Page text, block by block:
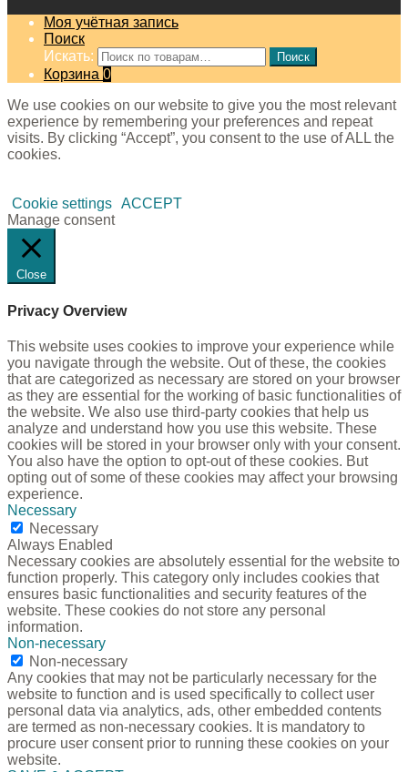
Моя учётная запись
Поиск
Искать:
Поиск
Корзина 0
We use cookies on our website to give you the most relevant
experience by remembering your preferences and repeat
visits. By clicking “Accept”, you consent to the use of ALL the
cookies.
Cookie settings ACCEPT
Manage consent
Close
Privacy Overview
This website uses cookies to improve your experience while
you navigate through the website. Out of these, the cookies
that are categorized as necessary are stored on your browser
as they are essential for the working of basic functionalities of
the website. We also use third-party cookies that help us
analyze and understand how you use this website. These
cookies will be stored in your browser only with your consent.
You also have the option to opt-out of these cookies. But
opting out of some of these cookies may affect your browsing
experience.
Necessary
Necessary
Always Enabled
Necessary cookies are absolutely essential for the website to
function properly. This category only includes cookies that
ensures basic functionalities and security features of the
website. These cookies do not store any personal
information.
Non-necessary
Non-necessary
Any cookies that may not be particularly necessary for the
website to function and is used specifically to collect user
personal data via analytics, ads, other embedded contents
are termed as non-necessary cookies. It is mandatory to
procure user consent prior to running these cookies on your
website.